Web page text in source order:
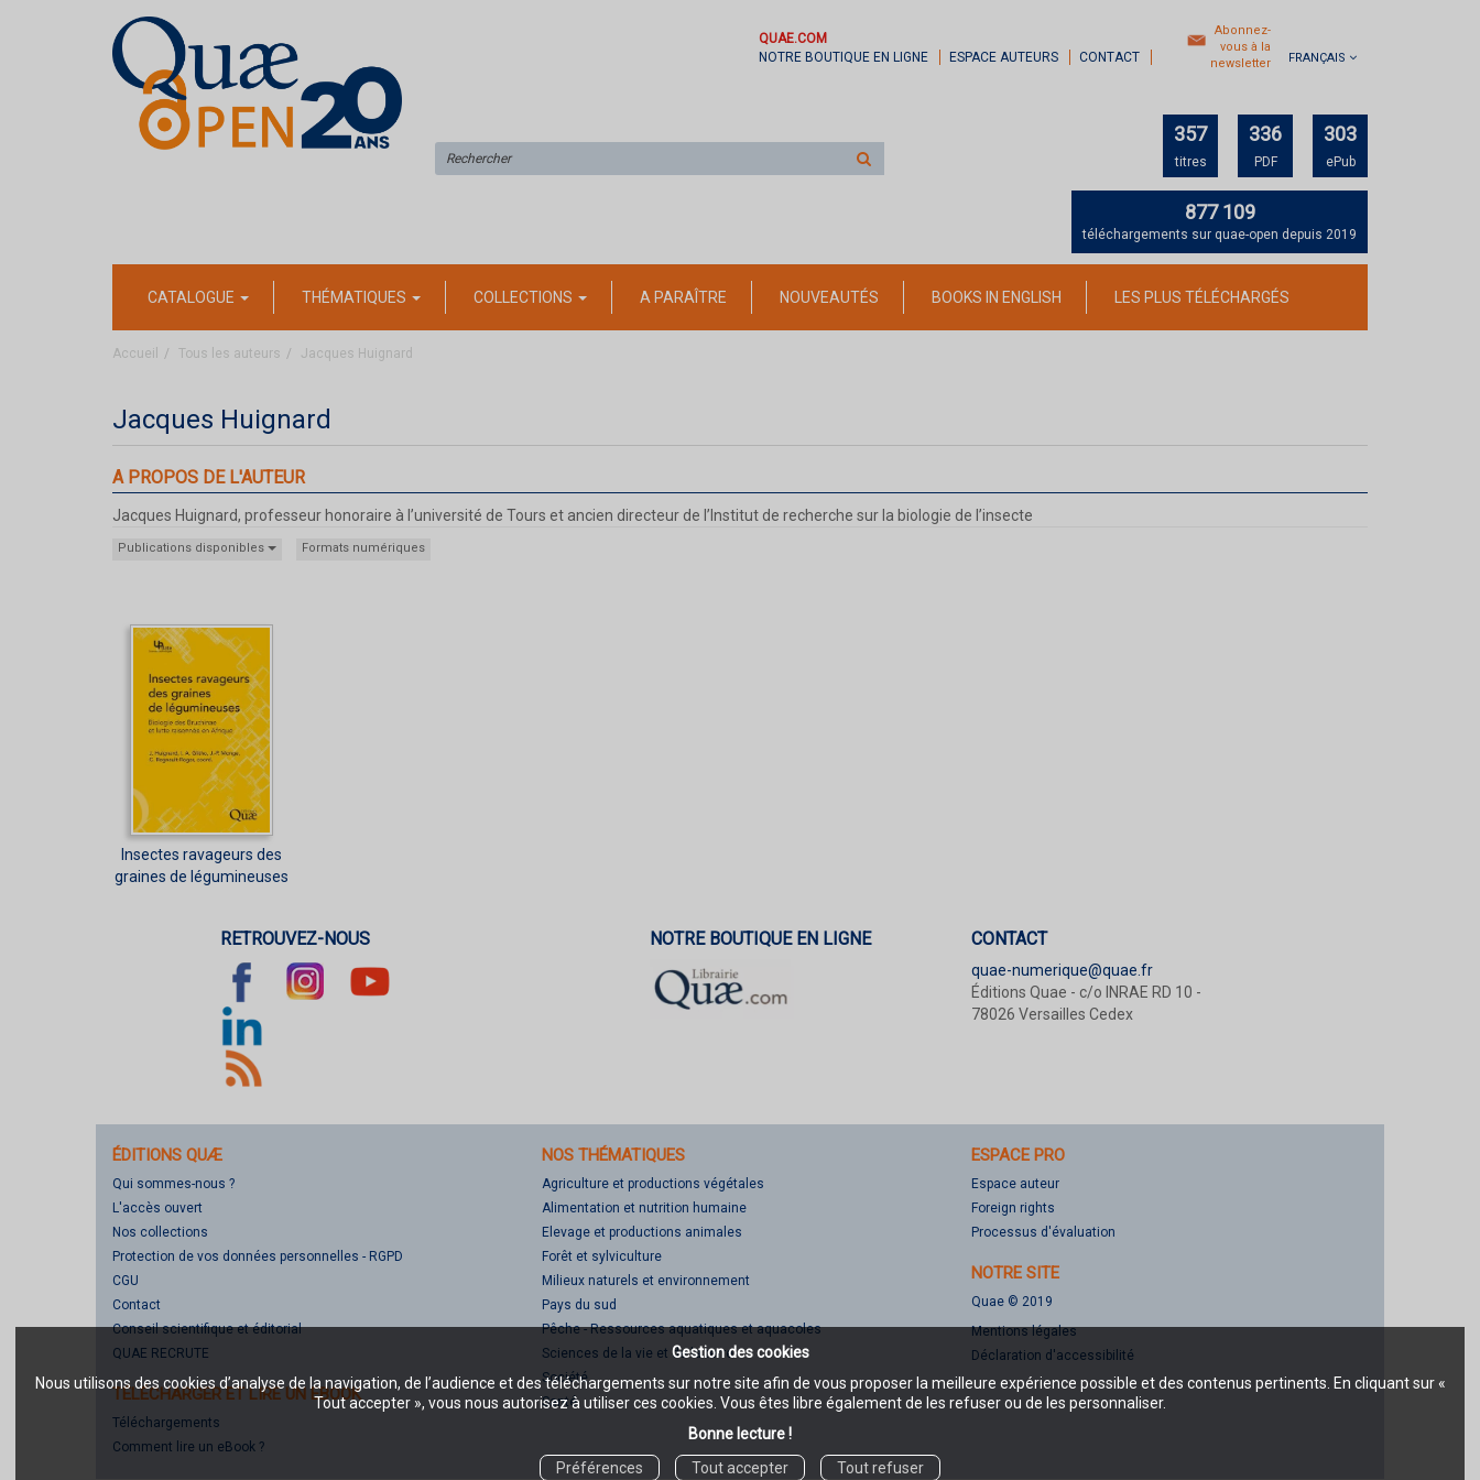
Gestion des cookies
Nous utilisons des cookies d’analyse de la navigation, de l’audience et des téléchargements sur notre site afin de vous proposer la meilleure expérience possible et des contenus pertinents. En cliquant sur «
Tout accepter », vous nous autorisez à utiliser ces cookies. Vous êtes libre également de les refuser ou de les personnaliser.
Bonne lecture !
Préférences
Tout accepter Tout refuser
QUAE.COM
NOTRE BOUTIQUE EN LIGNE
ESPACE AUTEURS CONTACT
Abonnez-
vous à la
newsletter
FRANÇAIS
sur
357
titres
336
PDF
303
ePub
877 109
téléchargements sur quae-open depuis 2019
CATALOGUE THÉMATIQUES COLLECTIONS A PARAÎTRE NOUVEAUTÉS BOOKS IN ENGLISH LES PLUS TÉLÉCHARGÉS
Accueil Tous les auteurs Jacques Huignard
Jacques Huignard
A PROPOS DE L'AUTEUR
Jacques Huignard, professeur honoraire à l’université de Tours et ancien directeur de l’Institut de recherche sur la biologie de l’insecte
Publications disponibles Formats numériques
Insectes ravageurs des
graines de légumineuses
RETROUVEZ-NOUS NOTRE BOUTIQUE EN LIGNE CONTACT
quae-numerique@quae.fr
Éditions Quae - c/o INRAE RD 10 -
78026 Versailles Cedex
ÉDITIONS QUÆ
Qui sommes-nous ?
L'accès ouvert
Nos collections
Protection de vos données personnelles - RGPD
CGU
Contact
Conseil scientifique et éditorial
QUAE RECRUTE
TÉLÉCHARGER ET LIRE UN EBOOK
Téléchargements
Comment lire un eBook ?
NOS THÉMATIQUES
Agriculture et productions végétales
Alimentation et nutrition humaine
Elevage et productions animales
Forêt et sylviculture
Milieux naturels et environnement
Pays du sud
Pêche - Ressources aquatiques et aquacoles
Sciences de la vie et de la terre
Société
Santé
ESPACE PRO
Espace auteur
Foreign rights
Processus d'évaluation
NOTRE SITE
Quae © 2019
Mentions légales
Déclaration d'accessibilité